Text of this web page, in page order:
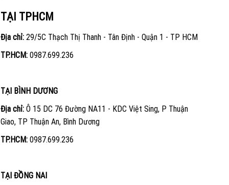
TẠI TPHCM
Địa chỉ: 29/5C Thạch Thị Thanh - Tân Định - Quận 1 - TP HCM
TP.HCM: 0987.699.236
TẠI BÌNH DƯƠNG
Địa chỉ: Ô 15 DC 76 Đường NA11 - KDC Việt Sing, P Thuận
Giao, TP Thuận An, Bình Dương
TP.HCM: 0987.699.236
TẠI ĐỒNG NAI